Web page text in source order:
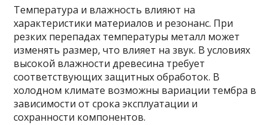
Температура и влажность влияют на
характеристики материалов и резонанс. При
резких перепадах температуры металл может
изменять размер, что влияет на звук. В условиях
высокой влажности древесина требует
соответствующих защитных обработок. В
холодном климате возможны вариации тембра в
зависимости от срока эксплуатации и
сохранности компонентов.